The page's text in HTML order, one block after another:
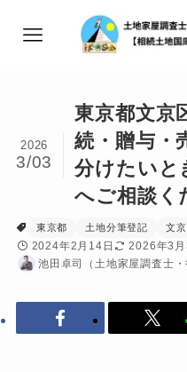
東京都文京
続・贈与・
分けたいと
へご相談く
2026
3/03
東京都 土地分筆登記 文京
2024年2月14日
2026年3月
池田卓司（土地家屋調査士・